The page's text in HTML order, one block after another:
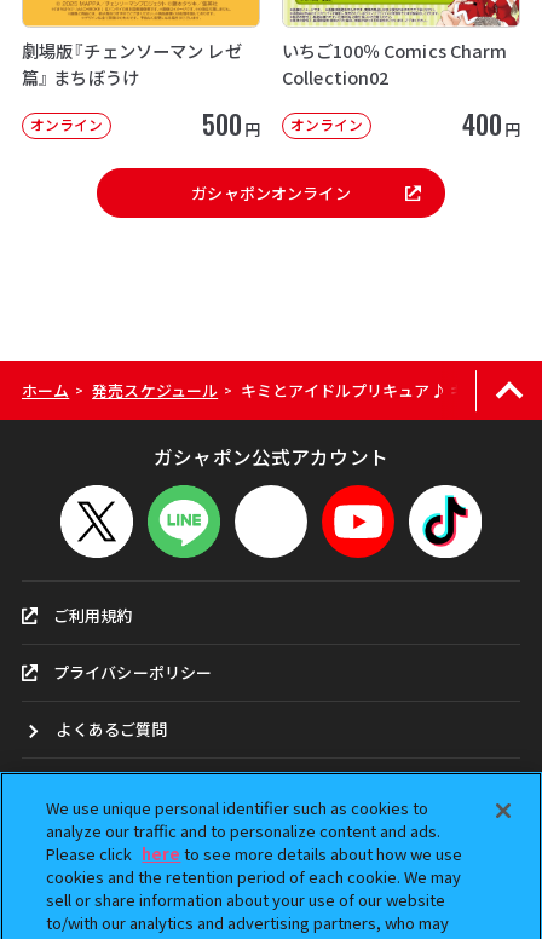
劇場版『チェンソーマン レゼ
篇』 まちぼうけ
オンライン 500 円
いちご100％ Comics Charm
Collection02
オンライン 400 円
ガシャポンオンライン
ホーム > 発売スケジュール > キミとアイドルプリキュア♪ キミとアイ
ガシャポン公式アカウント
ご利用規約
プライバシーポリシー
よくあるご質問
ガシャポンどこ？
アンケート
We use unique personal identifier such as cookies to
analyze our traffic and to personalize content and ads.
Please click here to see more details about how we use
cookies and the retention period of each cookie. We may
sell or share information about your use of our website
to/with our analytics and advertising partners, who may